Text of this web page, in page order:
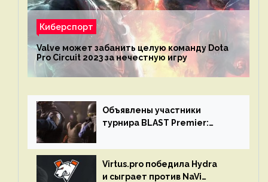
Киберспорт
Valve может забанить целую команду Dota
Pro Circuit 2023 за нечестную игру
Объявлены участники
турнира BLAST Premier:
Virtus.pro победила Hydra
и сыграет против NaVi